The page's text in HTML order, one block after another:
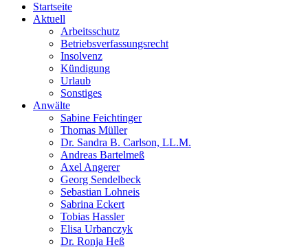
Startseite
Aktuell
Arbeitsschutz
Betriebsverfassungsrecht
Insolvenz
Kündigung
Urlaub
Sonstiges
Anwälte
Sabine Feichtinger
Thomas Müller
Dr. Sandra B. Carlson, LL.M.
Andreas Bartelmeß
Axel Angerer
Georg Sendelbeck
Sebastian Lohneis
Sabrina Eckert
Tobias Hassler
Elisa Urbanczyk
Dr. Ronja Heß